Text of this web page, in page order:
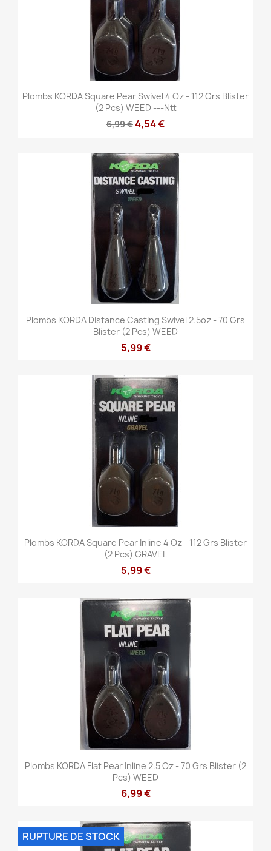
Plombs KORDA Square Pear Swivel 4 Oz - 112 Grs Blister
(2 Pcs) WEED ---ntt
6,99 €4,54 €
Plombs KORDA Distance Casting Swivel 2.5oz - 70 Grs
Blister (2 Pcs) WEED
5,99 €
Plombs KORDA Square Pear Inline 4 Oz - 112 Grs Blister
(2 Pcs) GRAVEL
5,99 €
Plombs KORDA Flat Pear Inline 2.5 Oz - 70 Grs Blister (2
Pcs) WEED
6,99 €
RUPTURE DE STOCK